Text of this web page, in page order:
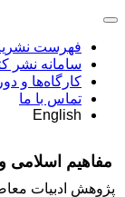
فهرست
سامانه نشر
کارگاه‌ها و
تماس با ما
English
مفاهیم اسلامی
پژوهش ادبیات